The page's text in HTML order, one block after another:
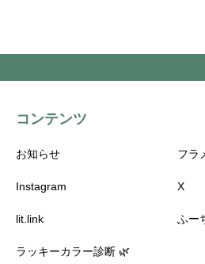
コンテンツ
お知らせ フラ
Instagram X
lit.link ふー
ラッキーカラー診断 🌿